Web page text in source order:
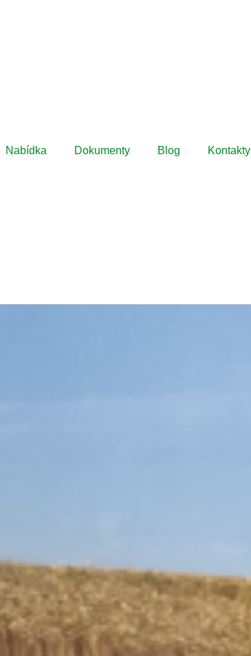
Nabídka Dokumenty Blog Kontakty